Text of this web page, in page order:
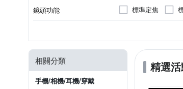
PENTAX
鏡頭功能 標準定焦
轉接鏡
相關分類
手機/相機/耳機/穿戴
精選